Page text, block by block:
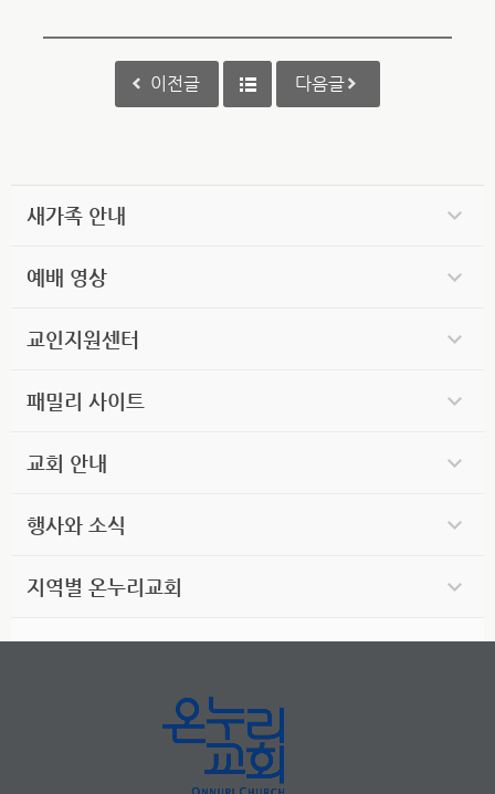
이전글 다음글
새가족 안내
예배 영상
교인지원센터
패밀리 사이트
교회 안내
행사와 소식
지역별 온누리교회